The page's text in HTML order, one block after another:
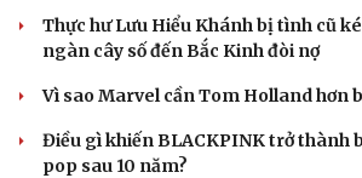
Thực hư Lưu Hiểu Khánh bị tình cũ
ngàn cây số đến Bắc Kinh đòi nợ
Vì sao Marvel cần Tom Holland hơn
Điều gì khiến BLACKPINK trở thành
pop sau 10 năm?